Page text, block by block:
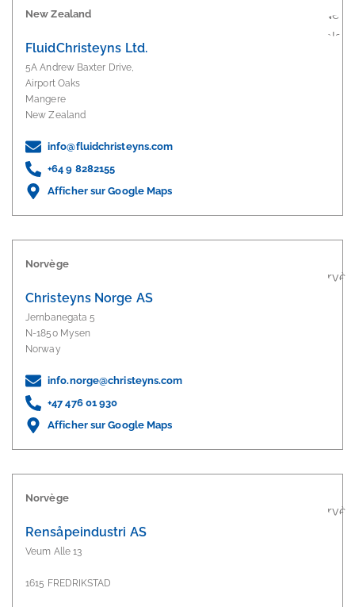
New Zealand
FluidChristeyns Ltd.
5A Andrew Baxter Drive,
Airport Oaks
Mangere
New Zealand
info@fluidchristeyns.com
+64 9 8282155
Afficher sur Google Maps
Norvège
Christeyns Norge AS
Jernbanegata 5
N-1850 Mysen
Norway
info.norge@christeyns.com
+47 476 01 930
Afficher sur Google Maps
Norvège
Rensåpeindustri AS
Veum Alle 13
1615 FREDRIKSTAD